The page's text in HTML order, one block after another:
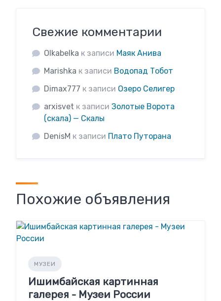
Свежие комментарии
Olkabelka к записи Маяк Анива
Marishka к записи Водопад Тобот
Dimax777 к записи Озеро Селигер
arxisvet к записи Золотые Ворота
(скала) — Скалы
DenisM к записи Плато Путорана
Похожие объявления
МУЗЕИ
Ишимбайская картинная
галерея - Музеи России